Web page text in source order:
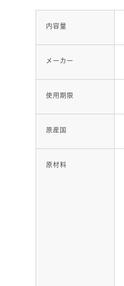
内容量
メーカー
使用期限
原産国
原材料